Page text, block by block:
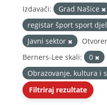
Izdavači: Grad Našice
registar šport sport
Javni sektor
Berners-Lee skali:
0
Obrazovanje, kultura i
Filtriraj rezultate